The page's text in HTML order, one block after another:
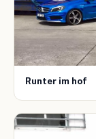
Runter im hof